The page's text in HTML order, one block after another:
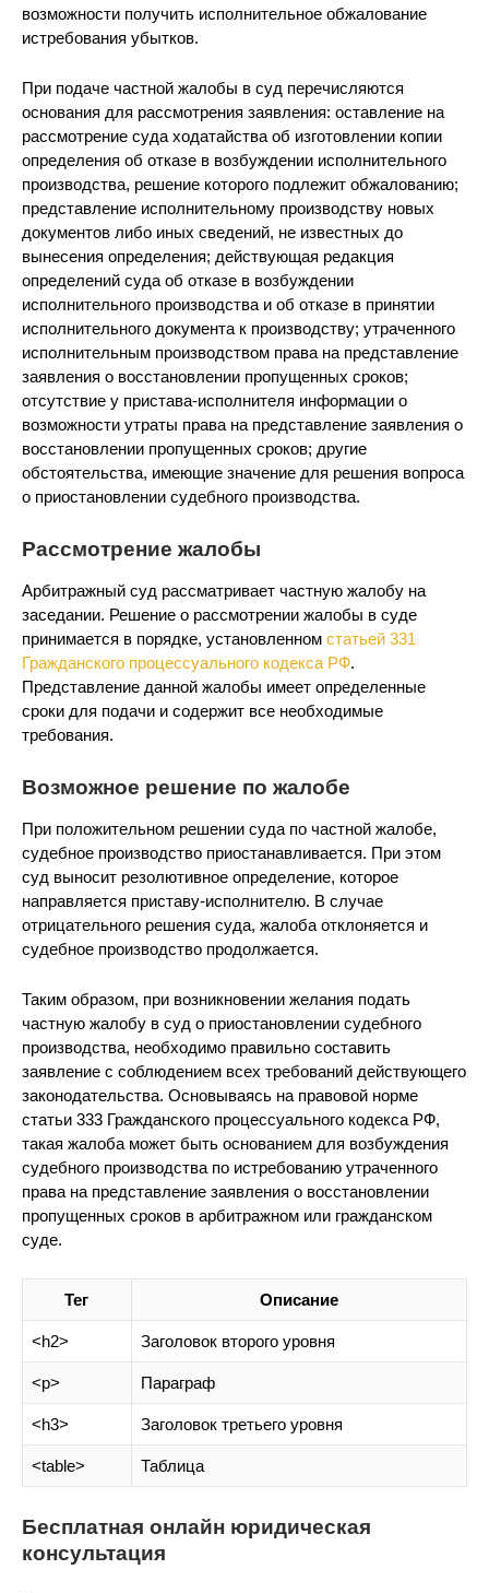
возможности получить исполнительное обжалование
истребования убытков.
При подаче частной жалобы в суд перечисляются
основания для рассмотрения заявления: оставление на
рассмотрение суда ходатайства об изготовлении копии
определения об отказе в возбуждении исполнительного
производства, решение которого подлежит обжалованию;
представление исполнительному производству новых
документов либо иных сведений, не известных до
вынесения определения; действующая редакция
определений суда об отказе в возбуждении
исполнительного производства и об отказе в принятии
исполнительного документа к производству; утраченного
исполнительным производством права на представление
заявления о восстановлении пропущенных сроков;
отсутствие у пристава-исполнителя информации о
возможности утраты права на представление заявления о
восстановлении пропущенных сроков; другие
обстоятельства, имеющие значение для решения вопроса
о приостановлении судебного производства.
Рассмотрение жалобы
Арбитражный суд рассматривает частную жалобу на
заседании. Решение о рассмотрении жалобы в суде
принимается в порядке, установленном статьей 331
Гражданского процессуального кодекса РФ.
Представление данной жалобы имеет определенные
сроки для подачи и содержит все необходимые
требования.
Возможное решение по жалобе
При положительном решении суда по частной жалобе,
судебное производство приостанавливается. При этом
суд выносит резолютивное определение, которое
направляется приставу-исполнителю. В случае
отрицательного решения суда, жалоба отклоняется и
судебное производство продолжается.
Таким образом, при возникновении желания подать
частную жалобу в суд о приостановлении судебного
производства, необходимо правильно составить
заявление с соблюдением всех требований действующего
законодательства. Основываясь на правовой норме
статьи 333 Гражданского процессуального кодекса РФ,
такая жалоба может быть основанием для возбуждения
судебного производства по истребованию утраченного
права на представление заявления о восстановлении
пропущенных сроков в арбитражном или гражданском
суде.
Тег Описание
<h2> Заголовок второго уровня
<p> Параграф
<h3> Заголовок третьего уровня
<table> Таблица
Бесплатная онлайн юридическая
консультация